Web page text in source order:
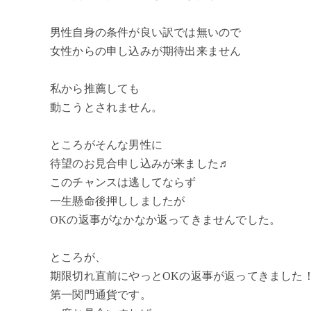
男性自身の条件が良い訳では無いので
女性からの申し込みが期待出来ません
私から推薦しても
動こうとされません。
ところがそんな男性に
待望のお見合申し込みが来ました♬
このチャンスは逃してならず
一生懸命後押ししましたが
OKの返事がなかなか返ってきませんでした。
ところが、
期限切れ直前にやっとOKの返事が返ってきました
第一関門通貨です。